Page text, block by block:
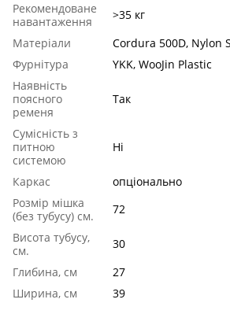
Рекомендоване
навантаження
>35 кг
Матеріали
Cordura 500D, Nylon
Фурнітура
YKK, WooJin Plastic
Наявність
поясного
ременя
Так
Сумісність з
питною
системою
Ні
Каркас
опціонально
Розмір мішка
(без тубусу) см.
72
Висота тубусу,
см.
30
Глибина, см
27
Ширина, см
39